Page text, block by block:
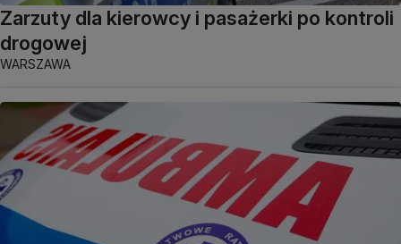
Zarzuty dla kierowcy i pasażerki po kontroli
drogowej
WARSZAWA